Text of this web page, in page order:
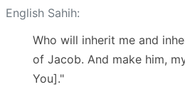
English Sahih:
Who will inherit me and
of Jacob. And make him,
You]."